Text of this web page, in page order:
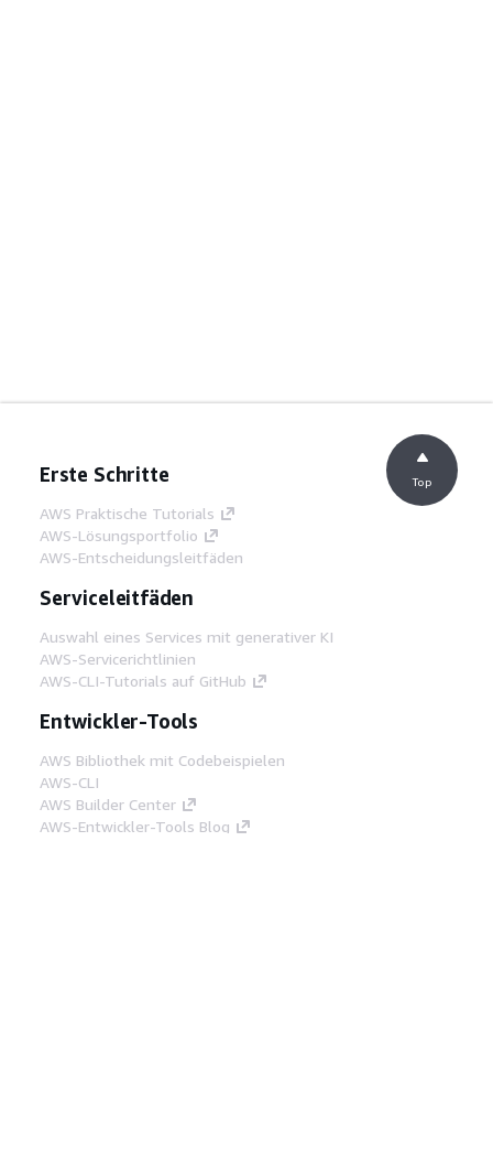
Erste Schritte
AWS Praktische Tutorials
AWS-Lösungsportfolio
AWS-Entscheidungsleitfäden
Serviceleitfäden
Auswahl eines Services mit generativer KI
AWS-Servicerichtlinien
AWS-CLI-Tutorials auf GitHub
Entwickler-Tools
AWS Bibliothek mit Codebeispielen
AWS-CLI
AWS Builder Center
AWS-Entwickler-Tools Blog
Top